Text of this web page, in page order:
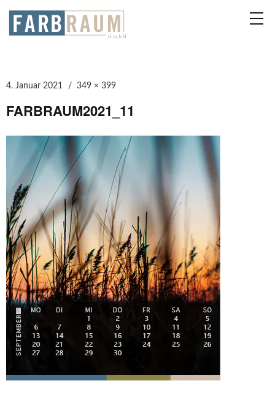
4. Januar 2021 349 × 399
FARBRAUM2021_11